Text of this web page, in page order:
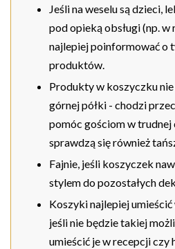
Jeśli na weselu są dzieci,
pod opieką obsługi (np. w
najlepiej poinformować o
produktów.
Produkty w koszyczku nie
górnej półki - chodzi
pomóc gościom w trudnej
sprawdzą się również
Fajnie, jeśli koszyczek
stylem do pozostałych
Koszyki najlepiej
jeśli nie będzie takiej
umieścić je w recepcji czy